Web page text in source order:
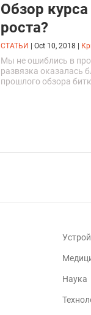
Обзор
роста?
СТАТЬИ Oct 10, 2018
Мы не ошиблись в
развязка оказалась
прошлого обзора
Наука